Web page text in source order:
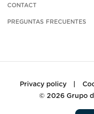
CONTACT
PREGUNTAS FRECUENTES
Privacy policy
© 2026 Grupo